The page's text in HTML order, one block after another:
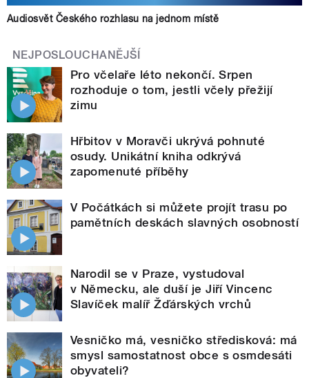
Audiosvět Českého rozhlasu na jednom místě
NEJPOSLOUCHANĚJŠÍ
Pro včelaře léto nekončí. Srpen
rozhoduje o tom, jestli včely přežijí
zimu
Hřbitov v Moravči ukrývá pohnuté
osudy. Unikátní kniha odkrývá
zapomenuté příběhy
V Počátkách si můžete projít trasu po
pamětních deskách slavných osobností
Narodil se v Praze, vystudoval
v Německu, ale duší je Jiří Vincenc
Slavíček malíř Žďárských vrchů
Vesničko má, vesničko středisková: má
smysl samostatnost obce s osmdesáti
obyvateli?